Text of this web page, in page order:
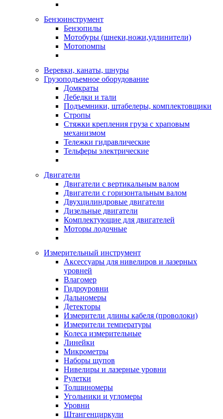
Бензоинструмент
Бензопилы
Мотобуры (шнеки,ножи,удлинители)
Мотопомпы
Веревки, канаты, шнуры
Грузоподъемное оборудование
Домкраты
Лебедки и тали
Подъемники, штабелеры, комплектовщики
Стропы
Стяжки крепления груза с храповым
механизмом
Тележки гидравлические
Тельферы электрические
Двигатели
Двигатели с вертикальным валом
Двигатели с горизонтальным валом
Двухцилиндровые двигатели
Дизельные двигатели
Комплектующие для двигателей
Моторы лодочные
Измерительный инструмент
Аксессуары для нивелиров и лазерных
уровней
Влагомер
Гидроуровни
Дальномеры
Детекторы
Измерители длины кабеля (проволоки)
Измерители температуры
Колеса измерительные
Линейки
Микрометры
Наборы щупов
Нивелиры и лазерные уровни
Рулетки
Толщиномеры
Угольники и угломеры
Уровни
Штангенциркули